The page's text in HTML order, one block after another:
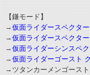
【鎌モード】
→仮面ライダースペクター
→仮面ライダースペクタ
→仮面ライダーシンスペ
→仮面ライダーゴースト
→ツタンカーメンゴースト